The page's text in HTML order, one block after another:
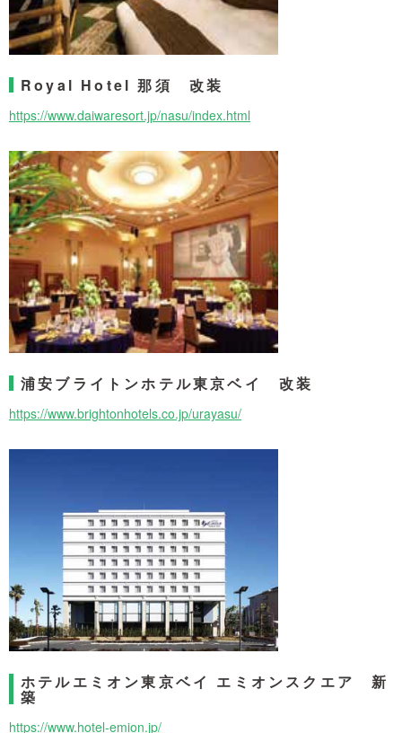
Royal Hotel 那須 改装
https://www.daiwaresort.jp/nasu/index.html
浦安ブライトンホテル東京ベイ 改装
https://www.brightonhotels.co.jp/urayasu/
ホテルエミオン東京ベイ エミオンスクエア 新
築
https://www.hotel-emion.jp/